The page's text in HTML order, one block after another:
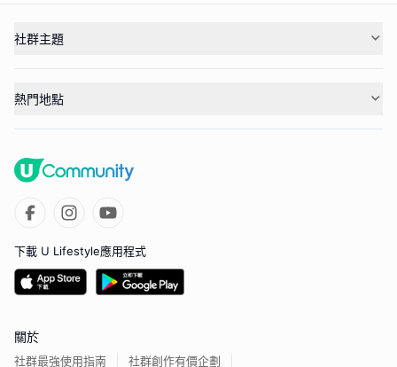
社群主題
熱門地點
下載 U Lifestyle應用程式
關於
社群最強使用指南 社群創作有價企劃